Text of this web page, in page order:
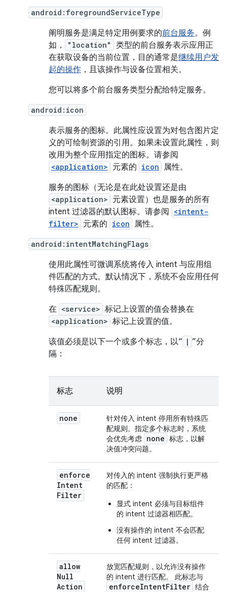
android:foregroundServiceType
阐明服务是满足特定用例要求的前台服务。例
如，
"location"
类型的前台服务表示应用正
在获取设备的当前位置，目的通常是继续用户发
起的操作 ，且该操作与设备位置相关。
您可以将多个前台服务类型分配给特定服务。
android:icon
表示服务的图标。此属性应设置为对包含图片定
义的可绘制资源的引用。如果未设置此属性，则
改用为整个应用指定的图标。请参阅
<application> 元素的 icon 属性。
服务的图标（无论是在此处设置还是由
<application> 元素设置）也是服务的所有
intent 过滤器的默认图标。请参阅
<intent-
filter> 元素的 icon 属性。
android:intentMatchingFlags
使用此属性可微调系统将传入 intent 与应用组
件匹配的方式。默认情况下，系统不会应用任何
特殊匹配规则。
在 <service> 标记上设置的值会替换在
<application> 标记上设置的值。
该值必须是以下一个或多个标志，以“ | ”分
隔：
标志 说明
none
针对传入 intent 停用所有特殊匹
配规则。指定多个标志时，系统
会优先考虑 none 标志，以解
决值冲突问题。
enforce
Intent
Filter
对传入的 intent 强制执行更严格
的匹配：
显式 intent 必须与目标组件
的 intent 过滤器相匹配。
没有操作的 intent 不会匹配
任何 intent 过滤器。
allow
Null
Action
放宽匹配规则，以允许没有操作
的 intent 进行匹配。 此标志与
enforceIntentFilter 结合